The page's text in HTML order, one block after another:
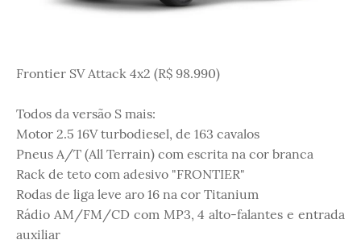
Frontier SV Attack 4x2 (R$ 98.990)
Todos da versão S mais:
Motor 2.5 16V turbodiesel, de 163 cavalos
Pneus A/T (All Terrain) com escrita na cor branca
Rack de teto com adesivo "FRONTIER"
Rodas de liga leve aro 16 na cor Titanium
Rádio AM/FM/CD com MP3, 4 alto-falantes e entrada
auxiliar